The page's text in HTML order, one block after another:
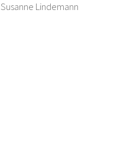
Susanne Lindemann